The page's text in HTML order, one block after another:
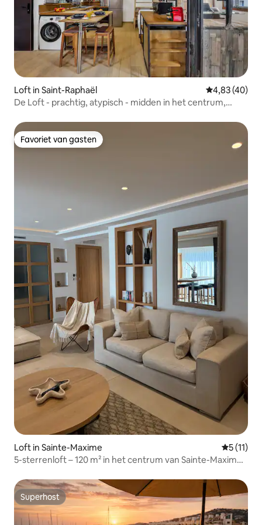
Loft in Saint-Raphaël Gemiddelde
4,83 (40)
De Loft - prachtig, atypisch - midden in het centrum,
Favoriet van gasten
Favoriet van gasten
Loft in Sainte-Maxime
5 (11)
5-sterrenloft – 120 m² in het centrum van Sainte-Maxime
Superhost
Superhost